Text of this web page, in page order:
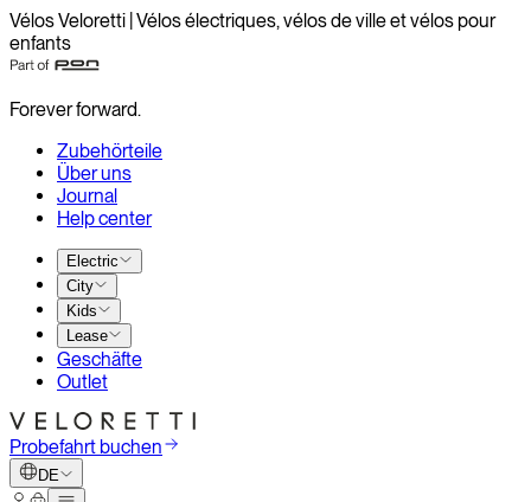
Vélos Veloretti | Vélos électriques, vélos de ville et vélos pour
enfants
Forever forward.
Zubehörteile
Über uns
Journal
Help center
Electric
City
Kids
Lease
Geschäfte
Outlet
Probefahrt buchen
DE